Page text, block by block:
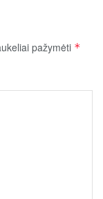
pažymėti *